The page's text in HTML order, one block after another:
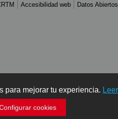
para mejorar tu experiencia.
cookies
Accesibilidad web Datos Abiertos